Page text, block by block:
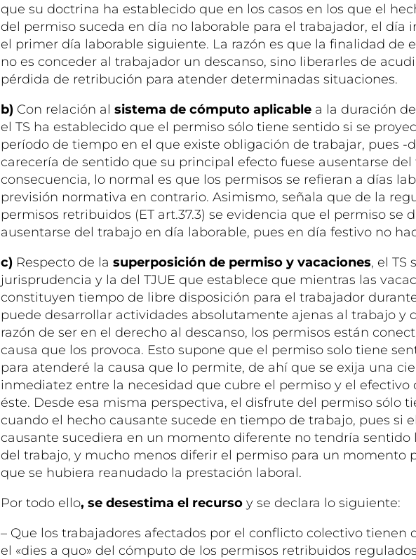
que su doctrina ha establecido que en los casos en los que el
del permiso suceda en día no laborable para el trabajador, el día
el primer día laborable siguiente. La razón es que la finalidad de
no es conceder al trabajador un descanso, sino liberarles de
pérdida de retribución para atender determinadas situaciones.
b) Con relación al sistema de cómputo aplicable a la duración
el TS ha establecido que el permiso sólo tiene sentido si se
período de tiempo en el que existe obligación de trabajar, pues -
carecería de sentido que su principal efecto fuese ausentarse del
consecuencia, lo normal es que los permisos se refieran a días
previsión normativa en contrario. Asimismo, señala que de la
permisos retribuidos (ET art.37.3) se evidencia que el permiso se
ausentarse del trabajo en día laborable, pues en día festivo no
c) Respecto de la superposición de permiso y vacaciones, el TS
jurisprudencia y la del TJUE que establece que mientras las
constituyen tiempo de libre disposición para el trabajador
puede desarrollar actividades absolutamente ajenas al trabajo y
razón de ser en el derecho al descanso, los permisos están
causa que los provoca. Esto supone que el permiso solo tiene
para atenderé la causa que lo permite, de ahí que se exija una
inmediatez entre la necesidad que cubre el permiso y el efectivo
éste. Desde esa misma perspectiva, el disfrute del permiso sólo
cuando el hecho causante sucede en tiempo de trabajo, pues si
causante sucediera en un momento diferente no tendría sentido
del trabajo, y mucho menos diferir el permiso para un momento
que se hubiera reanudado la prestación laboral.
Por todo ello, se desestima el recurso y se declara lo siguiente:
– Que los trabajadores afectados por el conflicto colectivo tienen
el «dies a quo» del cómputo de los permisos retribuidos